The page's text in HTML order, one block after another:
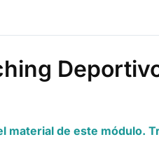
material de este módulo.